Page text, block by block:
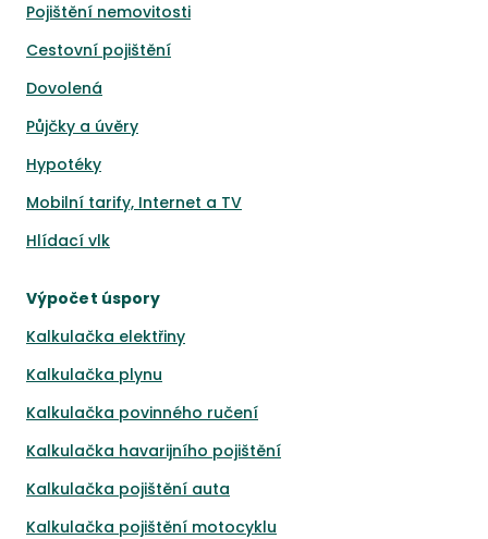
Pojištění nemovitosti
Cestovní pojištění
Dovolená
Půjčky a úvěry
Hypotéky
Mobilní tarify, Internet a TV
Hlídací vlk
Výpočet úspory
Kalkulačka elektřiny
Kalkulačka plynu
Kalkulačka povinného ručení
Kalkulačka havarijního pojištění
Kalkulačka pojištění auta
Kalkulačka pojištění motocyklu